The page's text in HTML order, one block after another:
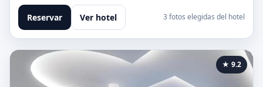
Reservar Ver hotel 3 fotos elegidas del hotel
★ 9.2